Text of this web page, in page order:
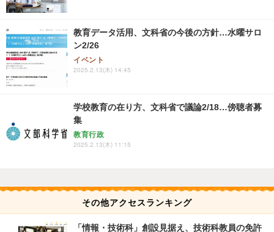
教育データ活用、文科省の今後の方針…水曜サロ
ン2/26
イベント
2025.2.13(木) 14:45
学校教育の在り方、文科省で議論2/18…傍聴者募
集
教育行政
2025.2.13(木) 11:15
その他アクセスランキング
「情報・技術科」創設見据え、技術科教員の免許